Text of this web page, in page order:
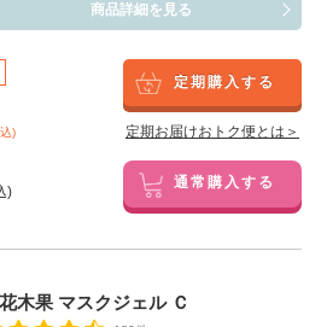
商品詳細を見る
)
定期購入する
定期お届けおトク便とは＞
) 通常購入する
木果 マスクジェル Ｃ